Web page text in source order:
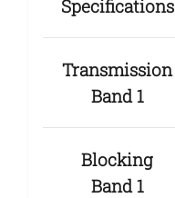
Specifications
Transmission
Band 1
Blocking
Band 1